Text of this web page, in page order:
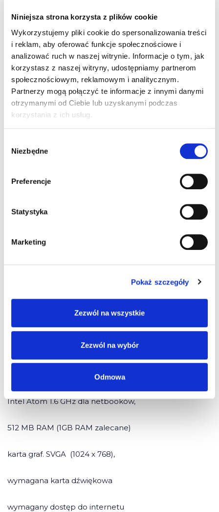
Niniejsza strona korzysta z plików cookie
Wykorzystujemy pliki cookie do spersonalizowania treści
i reklam, aby oferować funkcje społecznościowe i
analizować ruch w naszej witrynie. Informacje o tym, jak
korzystasz z naszej witryny, udostępniamy partnerom
społecznościowym, reklamowym i analitycznym.
Partnerzy mogą połączyć te informacje z innymi danymi
otrzymanymi od Ciebie lub uzyskanymi podczas
korzystania z ich usług.
zgody
Niezbędne
Preferencje
Statystyka
Marketing
Pokaż szczegóły
Zezwól na wszystkie
Zezwól na wybór
Odmowa
Materiał w podręczniku został opracowany przez
napisany prostym językiem
zawiera przejrzysty podział informacji
wzbogacony o fotografie i grafiki
z dowolnego miejsca
z dowolnego urządzenia: komputera, tabletu i
telefonu
Dodatkowe informacje
Windows Serwer 2008, Windows 7, Windows 8.1,
Windows 10,procesor 2.33 MHz dla procesów x86
Intel Atom 1.6 GHz dla netbooków,
512 MB RAM (1GB RAM zalecane)
karta graf. SVGA (1024 x 768),
wymagana karta dźwiękowa
wymagany dostęp do internetu